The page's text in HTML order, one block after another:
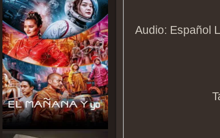
Audio: Español